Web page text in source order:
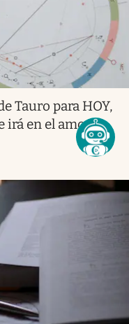
Tauro para HOY,
irá en el amor, la